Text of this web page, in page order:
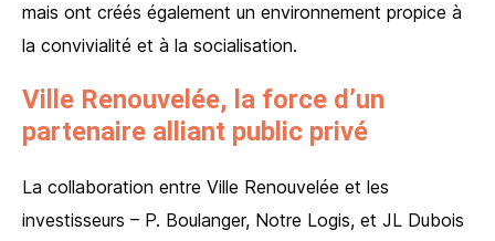
mais ont créés également un environnement propice à
la convivialité et à la socialisation.
Ville Renouvelée, la force d’un
partenaire alliant public privé
La collaboration entre Ville Renouvelée et les
investisseurs – P. Boulanger, Notre Logis, et JL Dubois